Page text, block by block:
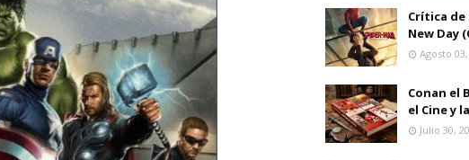
Crítica de
New Day
Agosto
Conan el
el Cine y
Julio 30,